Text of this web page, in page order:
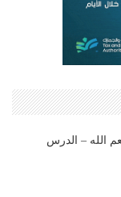
الله – الدرس